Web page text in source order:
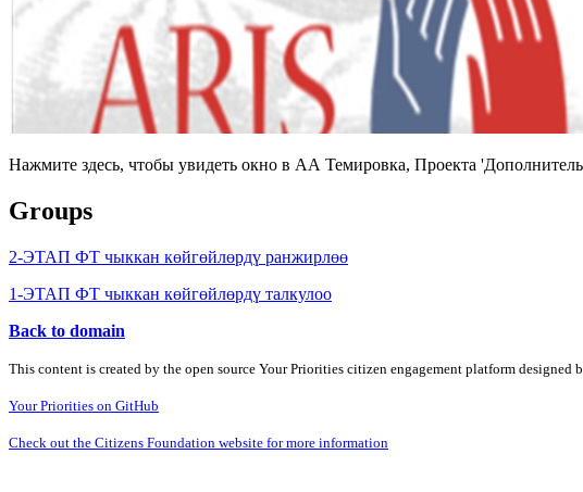
Нажмите здесь, чтобы увидеть окно в АА Темировка, Проекта
Groups
2-ЭТАП ФТ чыккан көйгөйлөрдү ранжирлөө
1-ЭТАП ФТ чыккан көйгөйлөрдү талкулоо
Back to domain
This content is created by the open source Your Priorities citizen engagement platform
Your Priorities on GitHub
Check out the Citizens Foundation website for more information